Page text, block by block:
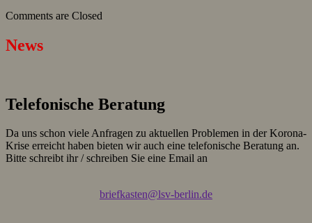
Comments are Closed
News
Telefonische Beratung
Da uns schon viele Anfragen zu aktuellen Problemen in der Korona-
Krise erreicht haben bieten wir auch eine telefonische Beratung an.
Bitte schreibt ihr / schreiben Sie eine Email an
briefkasten@lsv-berlin.de